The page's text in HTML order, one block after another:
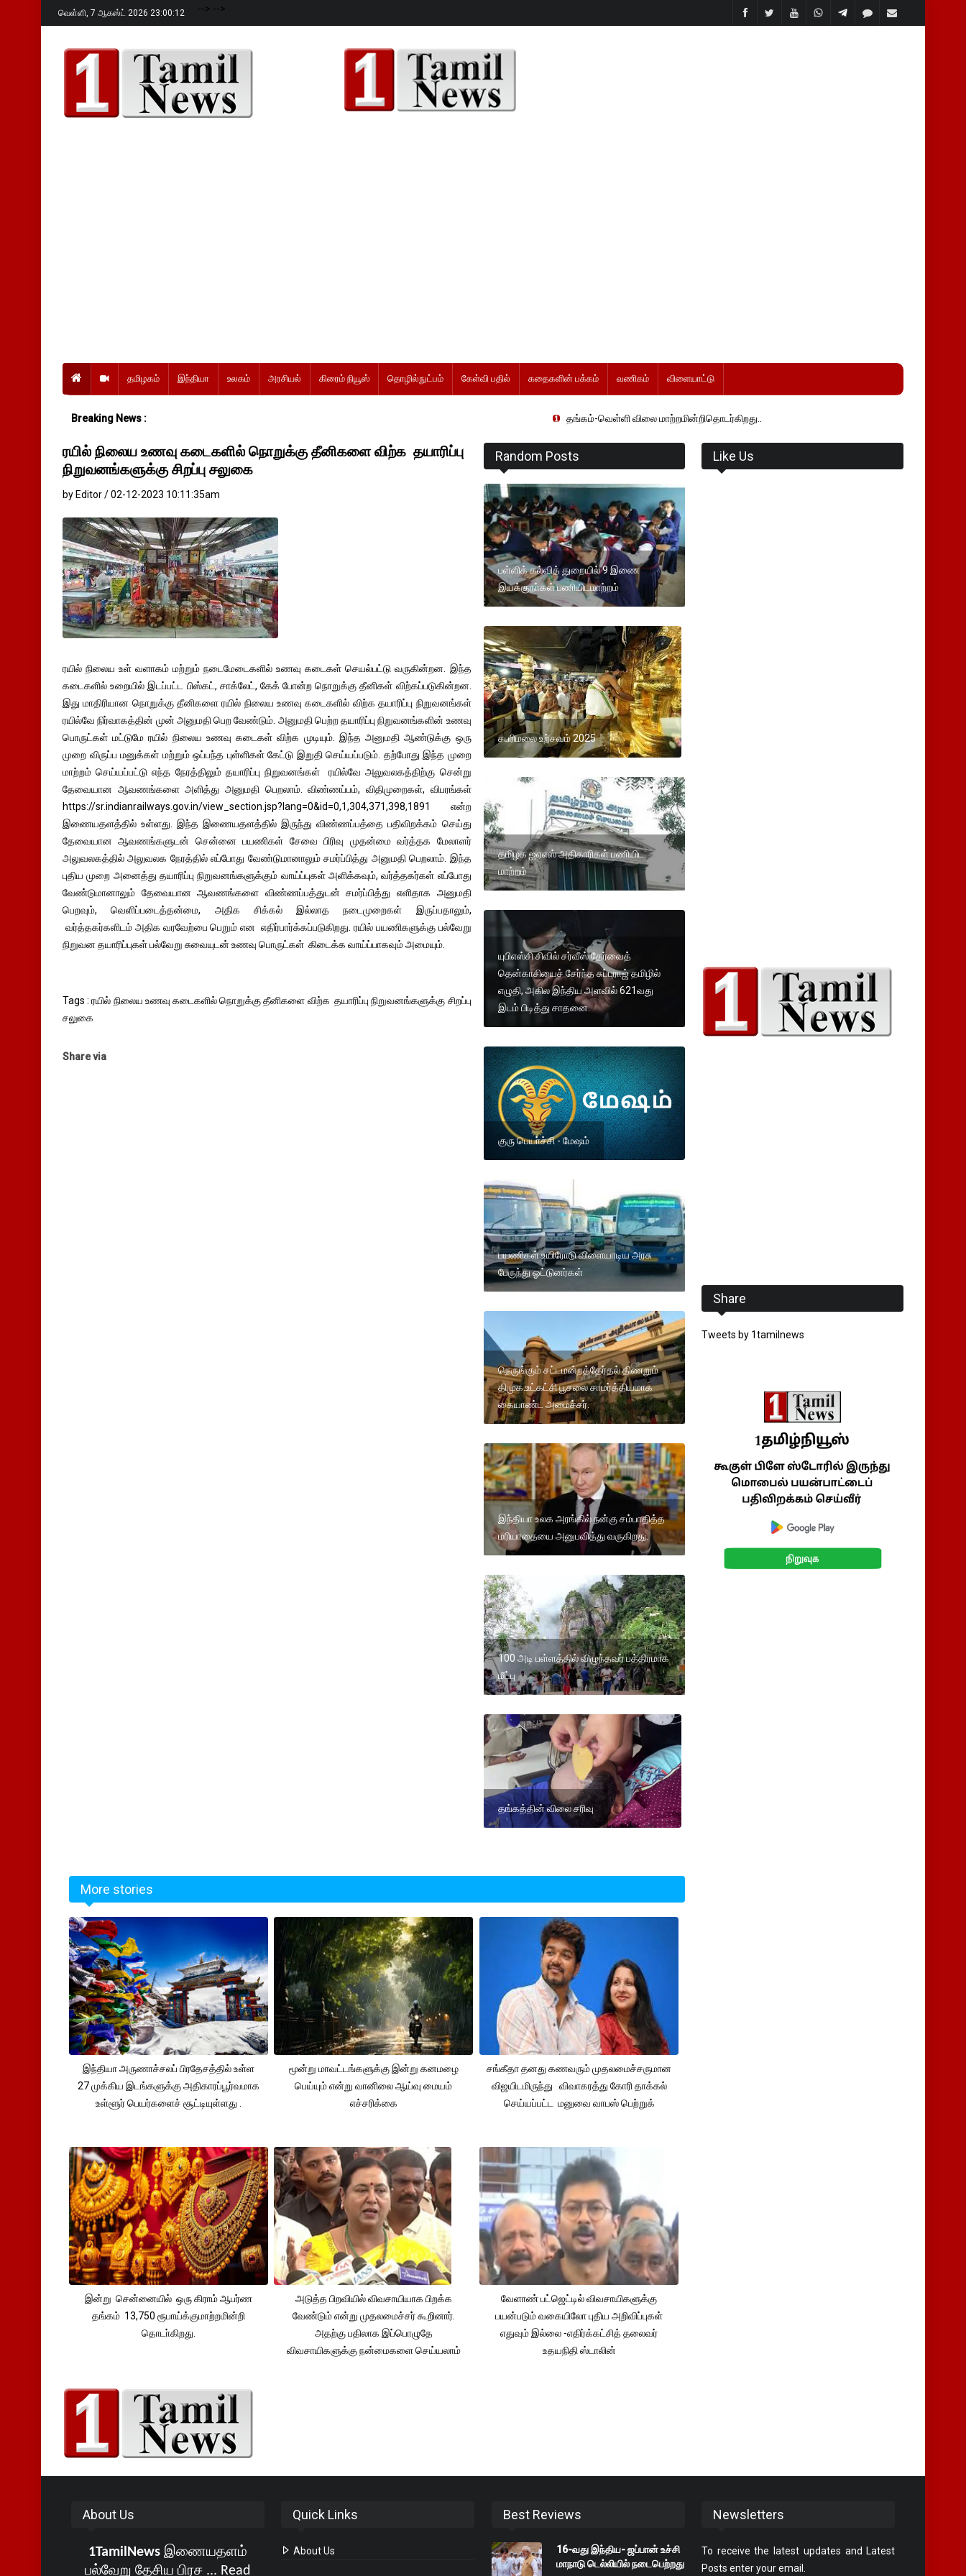
வெள்ளி, 7 ஆகஸ்ட் 2026 23:00:13 --> -->
தமிழகம் இந்தியா உலகம் அரசியல் கிரைம் நியூஸ் தொழில்நுட்பம் கேள்வி பதில் கதைகளின் பக்கம் வணிகம் விளையாட்டு
Breaking News : தங்கம்-வெள்ளி விலை மாற்றமின்றிதொடர்கிறது..
ரயில் நிலைய உணவு கடைகளில் நொறுக்கு தீனிகளை விற்க தயாரிப்பு
நிறுவனங்களுக்கு சிறப்பு சலுகை
by Editor / 02-12-2023 10:11:35am
ரயில் நிலைய உள் வளாகம் மற்றும் நடைமேடைகளில் உணவு கடைகள் செயல்பட்டு வருகின்றன. இந்த
கடைகளில் உறையில் இடப்பட்ட பிஸ்கட், சாக்லேட், கேக் போன்ற நொறுக்கு தீனிகள் விற்கப்படுகின்றன.
இது மாதிரியான நொறுக்கு தீனிகளை ரயில் நிலைய உணவு கடைகளில் விற்க தயாரிப்பு நிறுவனங்கள்
ரயில்வே நிர்வாகத்தின் முன் அனுமதி பெற வேண்டும். அனுமதி பெற்ற தயாரிப்பு நிறுவனங்களின் உணவு
பொருட்கள் மட்டுமே ரயில் நிலைய உணவு கடைகள் விற்க முடியும். இந்த அனுமதி ஆண்டுக்கு ஒரு
முறை விருப்ப மனுக்கள் மற்றும் ஒப்பந்த புள்ளிகள் கேட்டு இறுதி செய்யப்படும். தற்போது இந்த முறை
மாற்றம் செய்யப்பட்டு எந்த நேரத்திலும் தயாரிப்பு நிறுவனங்கள் ரயில்வே அலுவலகத்திற்கு சென்று
தேவையான ஆவணங்களை அளித்து அனுமதி பெறலாம். விண்ணப்பம், விதிமுறைகள், விபரங்கள்
https://sr.indianrailways.gov.in/view_section.jsp?lang=0&id=0,1,304,371,398,1891 என்ற
இணையதளத்தில் உள்ளது. இந்த இணையதளத்தில் இருந்து விண்ணப்பத்தை பதிவிறக்கம் செய்து
தேவையான ஆவணங்களுடன் சென்னை பயணிகள் சேவை பிரிவு முதன்மை வர்த்தக மேலாளர்
அலுவலகத்தில் அலுவலக நேரத்தில் எப்போது வேண்டுமானாலும் சமர்ப்பித்து அனுமதி பெறலாம். இந்த
புதிய முறை அனைத்து தயாரிப்பு நிறுவனங்களுக்கும் வாய்ப்புகள் அளிக்கவும், வர்த்தகர்கள் எப்போது
வேண்டுமானாலும் தேவையான ஆவணங்களை விண்ணப்பத்துடன் சமர்ப்பித்து எளிதாக அனுமதி
பெறவும், வெளிப்படைத்தன்மை, அதிக சிக்கல் இல்லாத நடைமுறைகள் இருப்பதாலும்,
வர்த்தகர்களிடம் அதிக வரவேற்பை பெறும் என எதிர்பார்க்கப்படுகிறது. ரயில் பயணிகளுக்கு பல்வேறு
நிறுவன தயாரிப்புகள் பல்வேறு சுவையுடன் உணவு பொருட்கள் கிடைக்க வாய்ப்பாகவும் அமையும்.
Tags : ரயில் நிலைய உணவு கடைகளில் நொறுக்கு தீனிகளை விற்க தயாரிப்பு நிறுவனங்களுக்கு சிறப்பு
சலுகை
Share via
Random Posts
பள்ளிக் கல்வித் துறையில் 9 இணை
இயக்குநா்கள் பணியிடமாற்றம்
சபரிமலை உற்சவம் 2025
தமிழக ஐஏஎஸ் அதிகாரிகள் பணியிட
மாற்றம்
யுபிஎஸ்சி சிவில் சர்வீஸ் தேர்வைத்
தென்காசியைச் சேர்ந்த சுப்புராஜ் தமிழில்
எழுதி, அகில இந்திய அளவில் 621வது
இடம் பிடித்து சாதனை.
குரு பெயா்ச்சி - மேஷம்
பயணிகள் உயிரோடு விளையாடிய அரசு
பேருந்து ஓட்டுனர்கள்
நெருங்கும் சட்டமன்றத்தேர்தல் திணறும்
திமுக.உட்கட்சி பூசலை சாமர்த்தியமாக
கையாண்ட அமைச்சர்.
இந்தியா உலக அரங்கில் நன்கு சம்பாதித்த
மரியாதையை அனுபவித்து வருகிறது.
100 அடி பள்ளத்தில் விழுந்தவர் பத்திரமாக
மீட்பு
தங்கத்தின் விலை சரிவு
More stories
இந்தியா அருணாச்சலப் பிரதேசத்தில் உள்ள
27 முக்கிய இடங்களுக்கு அதிகாரப்பூர்வமாக
உள்ளூர் பெயர்களைச் சூட்டியுள்ளது .
மூன்று மாவட்டங்களுக்கு இன்று கனமழை
பெய்யும் என்று வானிலை ஆய்வு மையம்
எச்சரிக்கை
சங்கீதா தனது கணவரும் முதலமைச்சருமான
விஜயிடமிருந்து விவாகரத்து கோரி தாக்கல்
செய்யப்பட்ட மனுவை வாபஸ் பெற்றுக்
இன்று சென்னையில் ஒரு கிராம் ஆபர்ண
தங்கம் 13,750 ரூபாய்க்குமாற்றமின்றி
தொடா்கிறது.
அடுத்த பிறவியில் விவசாயியாக பிறக்க
வேண்டும் என்று முதலமைச்சர் கூறினார்.
அதற்கு பதிலாக இப்பொழுதே
விவசாயிகளுக்கு நன்மைகளை செய்யலாம்
வேளாண் பட்ஜெட்டில் விவசாயிகளுக்கு
பயன்படும் வகையிலோ புதிய அறிவிப்புகள்
எதுவும் இல்லை -எதிர்க்கட்சித் தலைவர்
உதயநிதி ஸ்டாலின்
Like Us
Share
Tweets by 1tamilnews
About Us
1TamilNewsஇணையதளம்
பல்வேறு தேசிய பிரச ... Read
Quick Links
About Us
Best Reviews
16-வது இந்திய- ஜப்பான் உச்சி
மாநாடு டெல்லியில் நடைபெற்றது
Newsletters
To receive the latest updates and Latest
Posts enter your email.